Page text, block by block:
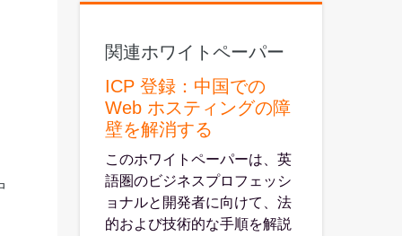
関連ホワイトペーパー
ICP 登録：中国での
Web ホスティングの障
壁を解消する
このホワイトペーパーは、英
語圏のビジネスプロフェッシ
ョナルと開発者に向けて、法
的および技術的な手順を解説